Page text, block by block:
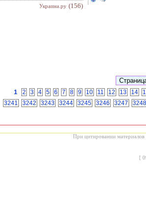
Украина.ру (156)
1 2 3 4 5 6 7 8 9 10 11 12 13 14
3241
3242 3243 3244 3245 3246 3247 3248
При цитировании материалов
[